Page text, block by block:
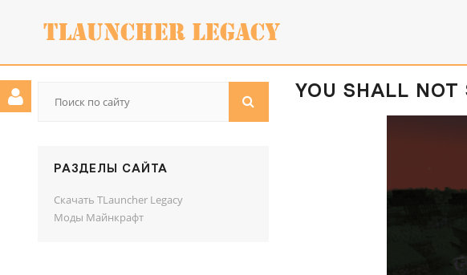
YOU SHALL
РАЗДЕЛЫ САЙТА
Скачать TLauncher Legacy
Моды Майнкрафт